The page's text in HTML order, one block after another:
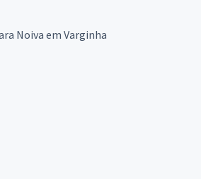
Noiva em Varginha